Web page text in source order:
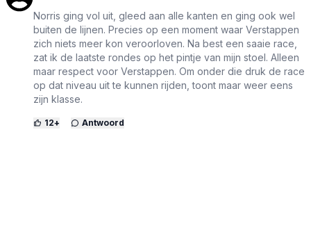
Norris ging vol uit, gleed aan alle kanten en ging ook wel
buiten de lijnen. Precies op een moment waar Verstappen
zich niets meer kon veroorloven. Na best een saaie race,
zat ik de laatste rondes op het pintje van mijn stoel. Alleen
maar respect voor Verstappen. Om onder die druk de race
op dat niveau uit te kunnen rijden, toont maar weer eens
zijn klasse.
12+ Antwoord